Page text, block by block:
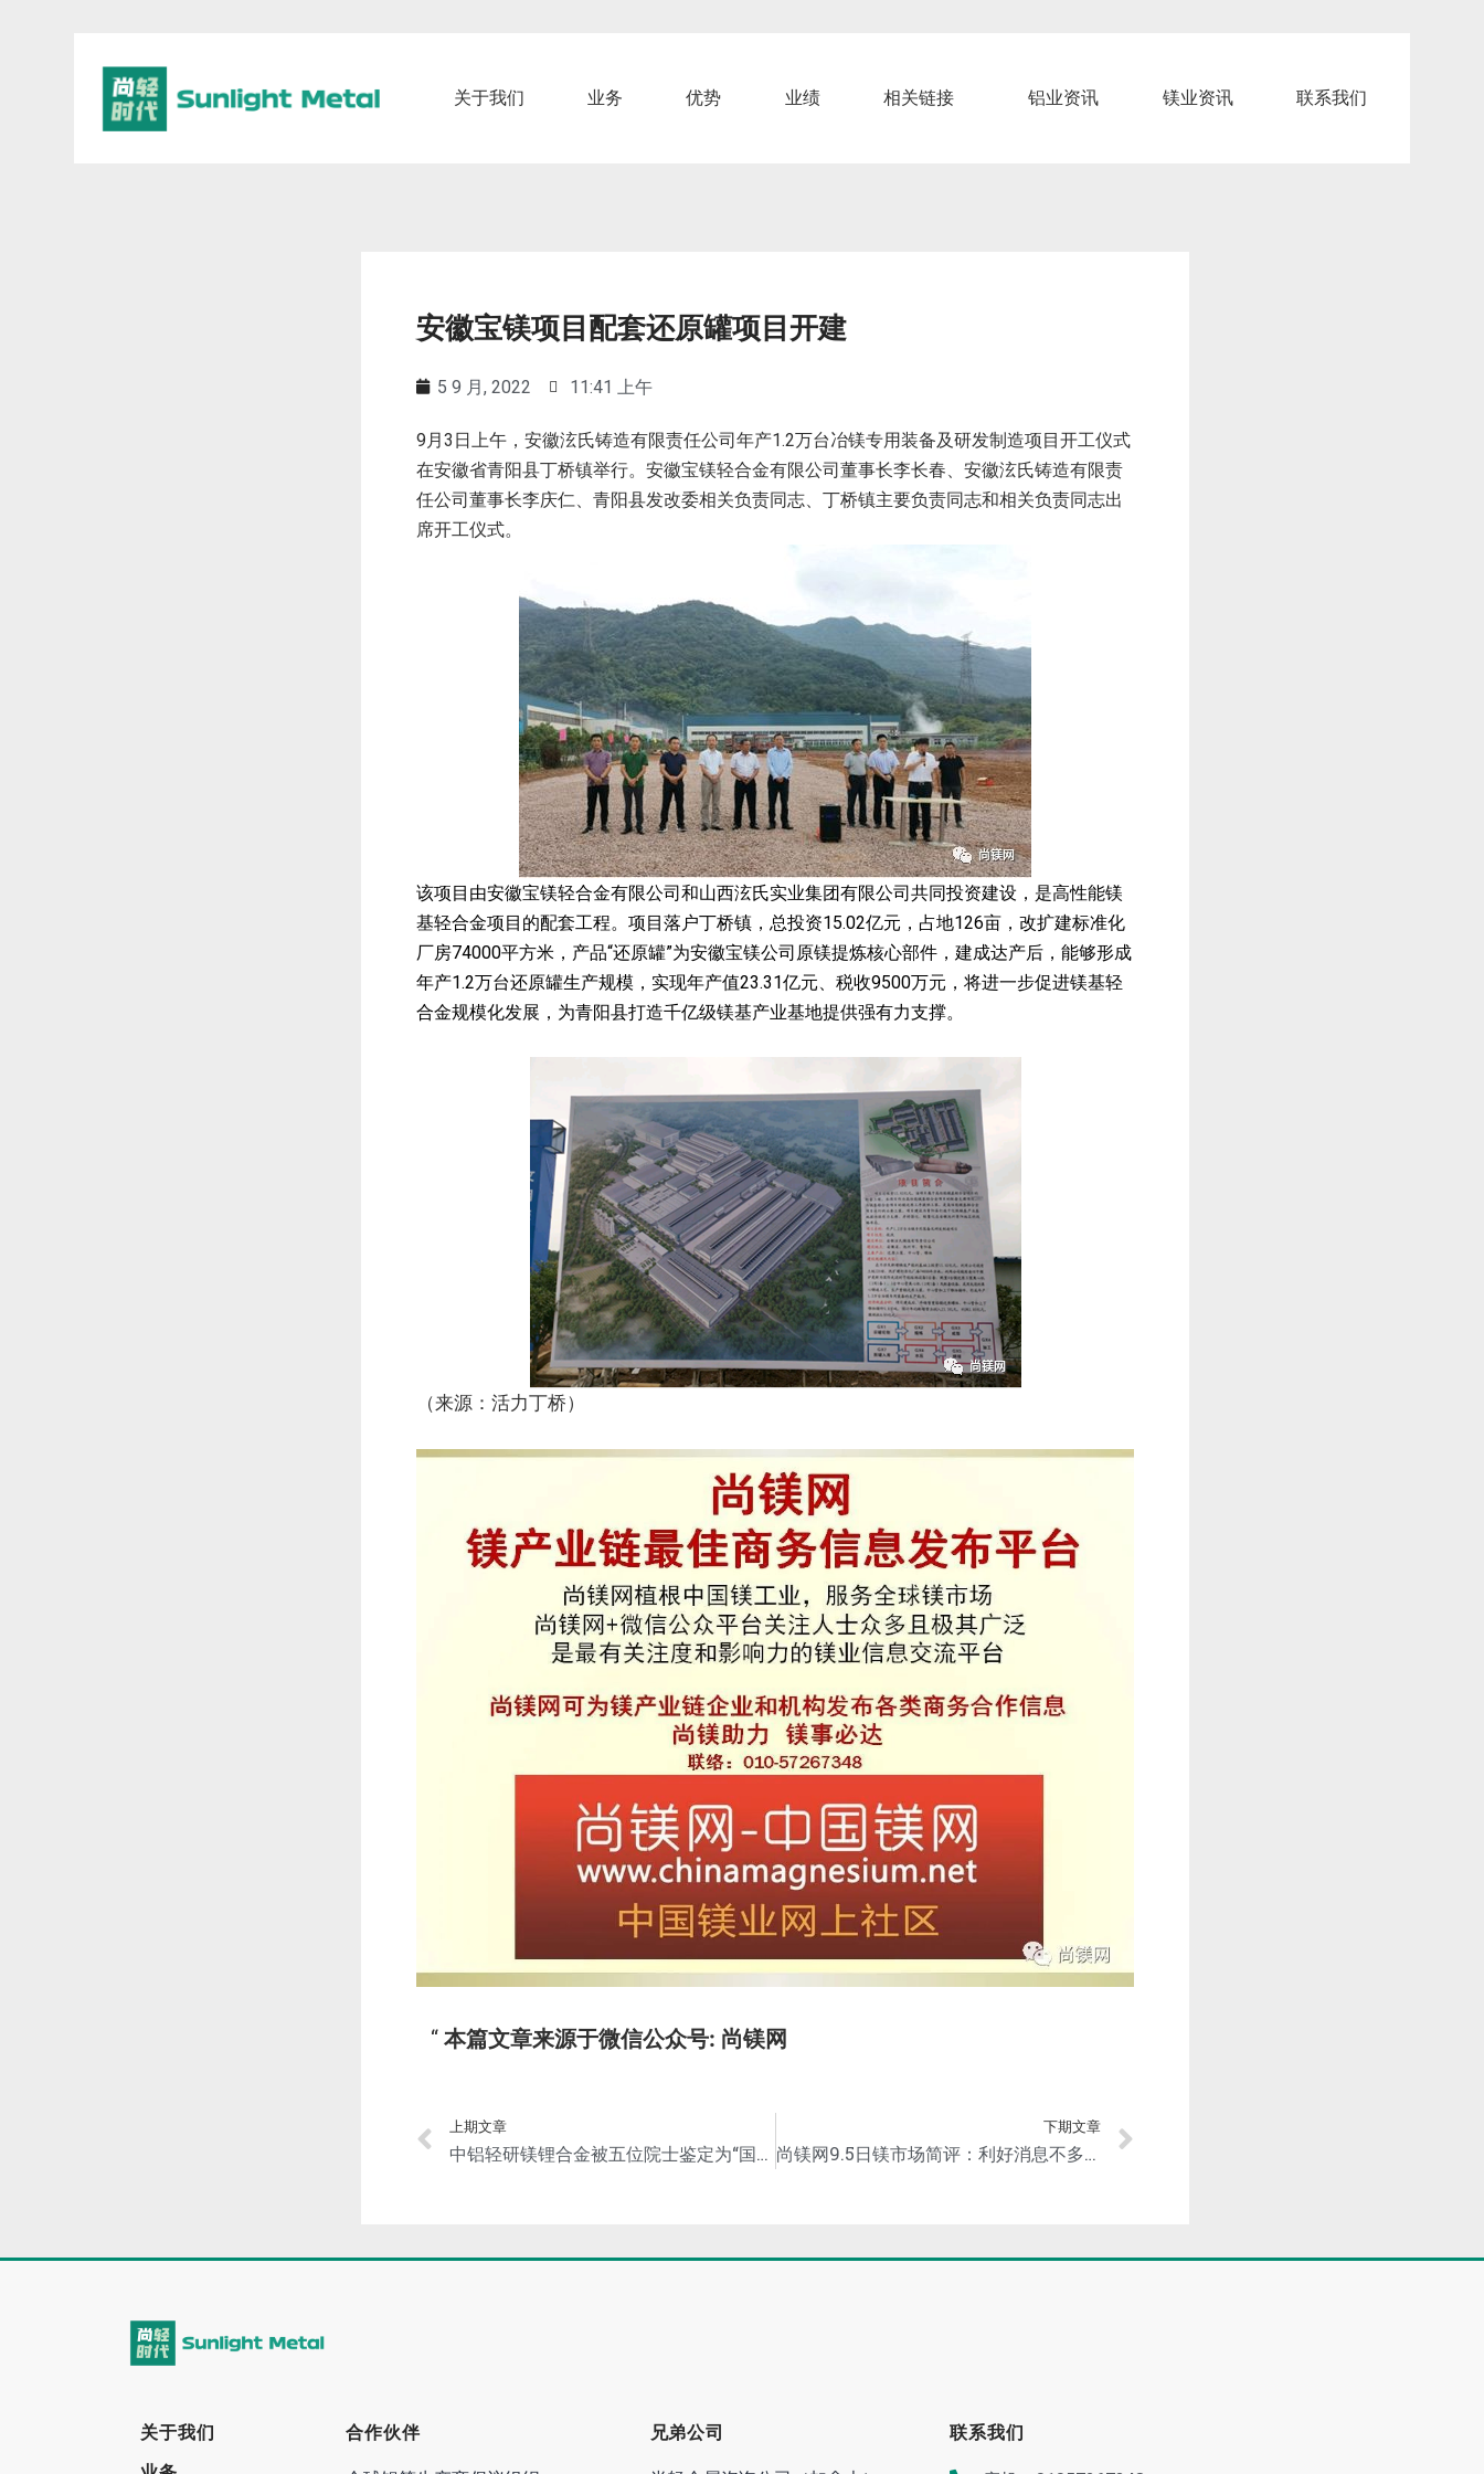
关于我们 业务 优势 业绩 相关链接 铝业资讯 镁业资讯 联系我们
安徽宝镁项目配套还原罐项目开建
5 9 月, 2022 11:41 上午
9 月 3 日上午，安徽泫氏铸造有限责任公司年产1.2万台冶镁专用装备及研发制造项目开工仪式
在安徽省青阳县丁桥镇举行。安徽宝镁轻合金有限公司董事长李长春、安徽泫氏铸造有限责
任公司董事长李庆仁、青阳县发改委相关负责同志、丁桥镇主要负责同志和相关负责同志出
席开工仪式。
该项目由安徽宝镁轻合金有限公司和山西泫氏实业集团有限公司共同投资建设，是高性能镁
基轻合金项目的配套工程。项目落户丁桥镇，总投资15.02亿元，占地126亩，改扩建标准化
厂房74000平方米，产品“还原罐”为安徽宝镁公司原镁提炼核心部件，建成达产后，能够形成
年产1.2万台还原罐生产规模，实现年产值23.31亿元、税收9500万元，将进一步促进镁基轻
合金规模化发展，为青阳县打造千亿级镁基产业基地提供强有力支撑。
（来源：活力丁桥）
本篇文章来源于微信公众号: 尚镁网
上期文章
中铝轻研镁锂合金被五位院士鉴定为“国际领先”水平
下期文章
尚镁网9.5日镁市场简评：利好消息不多，镁市快速回落
关于我们
合作伙伴 兄弟公司 联系我们